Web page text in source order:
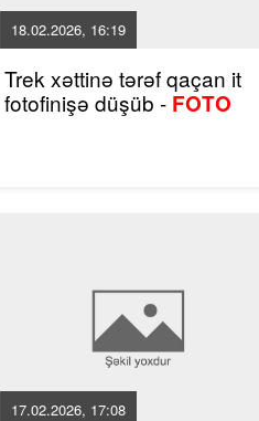
18.02.2026, 16:19
Trek xəttinə tərəf qaçan it
fotofinişə düşüb - FOTO
17.02.2026, 17:08